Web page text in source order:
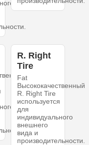
R. Right
Tire
Fat
Высококачественный
R. Right Tire
используется
для
индивидуального
внешнего
вида и
производительности.